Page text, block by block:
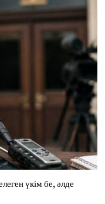
үкім бе, әлде